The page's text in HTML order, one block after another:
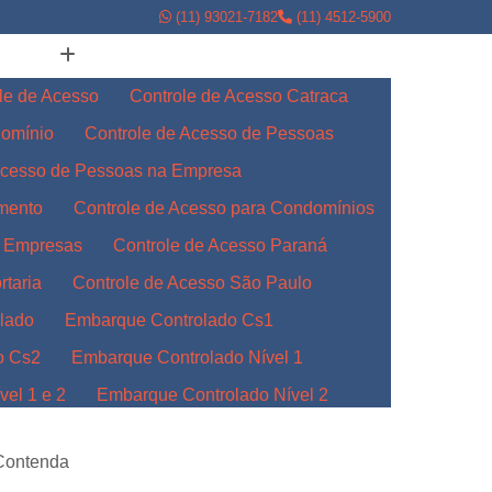
(11) 93021-7182 (11) 4512-5900
de Acesso
Controle de Acesso Catraca
Controle de Acesso de Pessoas
de Pessoas na Empresa
Controle de Acesso para Condomínios
Controle de Acesso Paraná
Controle de Acesso São Paulo
Embarque Controlado Cs1
Cs2
Embarque Controlado Nível 1
1 e 2
Embarque Controlado Nível 2